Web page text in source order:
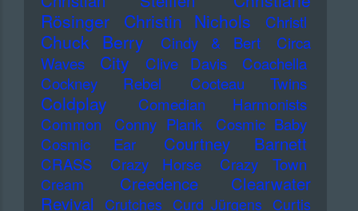
Rösinger
Christin Nichols Christl
Chuck Berry Cindy & Bert
Circa
Waves
City Clive Davis
Coachella
Cockney Rebel
Cocteau Twins
Coldplay
Comedian Harmonists
Common
Conny Plank
Cosmic Baby
Cosmic Ear
Courtney Barnett
CRASS Crazy Horse Crazy Town
Cream
Creedence Clearwater
Revival
Crutches Curd Jürgens Curtis